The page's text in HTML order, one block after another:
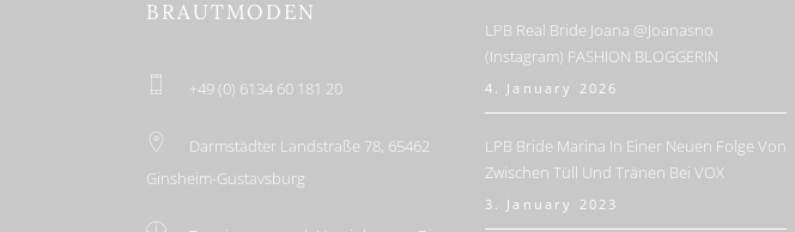
BRAUTMODEN
+49 (0) 6134 60 181 20
Darmstädter Landstraße 78, 65462
Ginsheim-Gustavsburg
LPB Real Bride Joana @joanasno
(Instagram) FASHION BLOGGERIN
4. January 2026
LPB Bride Marina In Einer Neuen Folge Von
Zwischen Tüll Und Tränen Bei VOX
3. January 2023